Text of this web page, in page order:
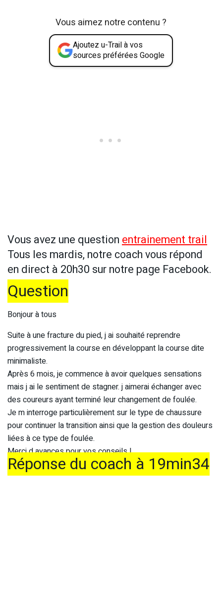
Vous aimez notre contenu ?
Ajoutez u-Trail à vos
sources préférées Google
Vous avez une questionentrainement trail
Tous les mardis, notre coach vous répond
en direct à 20h30 sur notre page Facebook.
Question
Bonjour à tous
Suite à une fracture du pied, j ai souhaité reprendre
progressivement la course en développant la course dite
minimaliste.
Après 6 mois, je commence à avoir quelques sensations
mais j ai le sentiment de stagner. j aimerai échanger avec
des coureurs ayant terminé leur changement de foulée.
Je m interroge particulièrement sur le type de chaussure
pour continuer la transition ainsi que la gestion des douleurs
liées à ce type de foulée.
Merci d avances pour vos conseils !
Réponse du coach à 19min34